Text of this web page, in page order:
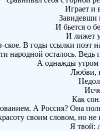
Играет и
Завидевши
И бьется о
И лижет
В годы ссылки поэт
народной осталось.
А однажды утром
Любви,
Как сон.
А Россия? Она
своим словом, но
Я твой: